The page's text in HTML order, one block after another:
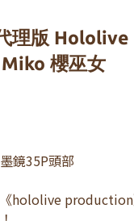
理版 Hololive
櫻巫女
鏡35P頭部
hololive production